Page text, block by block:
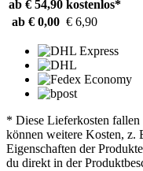
ab € 54,90 kostenlos*
ab € 0,00 € 6,90
* Diese Lieferkosten fallen
können weitere Kosten, z.
Eigenschaften der
du direkt in der